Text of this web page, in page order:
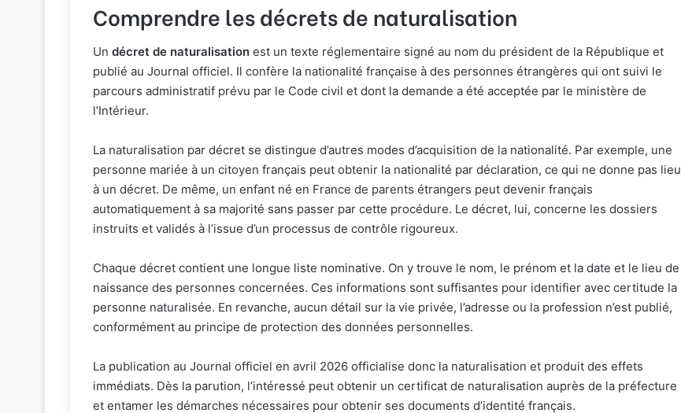
Comprendre les décrets de naturalisation
Un décret de naturalisation est un texte réglementaire signé au nom du président de la République et
publié au Journal officiel. Il confère la nationalité française à des personnes étrangères qui ont suivi le
parcours administratif prévu par le Code civil et dont la demande a été acceptée par le ministère de
l’Intérieur.
La naturalisation par décret se distingue d’autres modes d’acquisition de la nationalité. Par exemple, une
personne mariée à un citoyen français peut obtenir la nationalité par déclaration, ce qui ne donne pas lieu
à un décret. De même, un enfant né en France de parents étrangers peut devenir français
automatiquement à sa majorité sans passer par cette procédure. Le décret, lui, concerne les dossiers
instruits et validés à l’issue d’un processus de contrôle rigoureux.
Chaque décret contient une longue liste nominative. On y trouve le nom, le prénom et la date et le lieu de
naissance des personnes concernées. Ces informations sont suffisantes pour identifier avec certitude la
personne naturalisée. En revanche, aucun détail sur la vie privée, l’adresse ou la profession n’est publié,
conformément au principe de protection des données personnelles.
La publication au Journal officiel en avril 2026 officialise donc la naturalisation et produit des effets
immédiats. Dès la parution, l’intéressé peut obtenir un certificat de naturalisation auprès de la préfecture
et entamer les démarches nécessaires pour obtenir ses documents d’identité français.